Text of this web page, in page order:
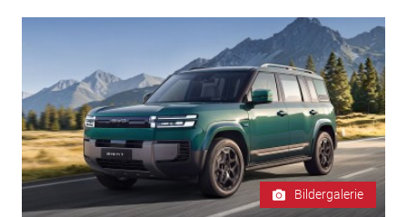
Bildergalerie